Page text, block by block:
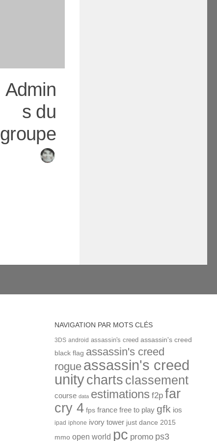
Admin
s du
groupe
NAVIGATION PAR MOTS CLÉS
3DS android assassin's creed assassin's creed
black flag assassin's creed
rogue assassin's creed
unitycharts classement
course data estimations f2p far
cry 4 fps france free to play gfk ios
ipad iphone ivory tower just dance 2015
mmo open world pc promo ps3